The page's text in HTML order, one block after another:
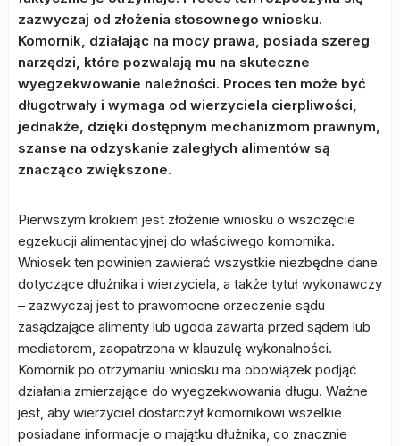
zazwyczaj od złożenia stosownego wniosku.
Komornik, działając na mocy prawa, posiada szereg
narzędzi, które pozwalają mu na skuteczne
wyegzekwowanie należności. Proces ten może być
długotrwały i wymaga od wierzyciela cierpliwości,
jednakże, dzięki dostępnym mechanizmom prawnym,
szanse na odzyskanie zaległych alimentów są
znacząco zwiększone.
Pierwszym krokiem jest złożenie wniosku o wszczęcie
egzekucji alimentacyjnej do właściwego komornika.
Wniosek ten powinien zawierać wszystkie niezbędne dane
dotyczące dłużnika i wierzyciela, a także tytuł wykonawczy
– zazwyczaj jest to prawomocne orzeczenie sądu
zasądzające alimenty lub ugoda zawarta przed sądem lub
mediatorem, zaopatrzona w klauzulę wykonalności.
Komornik po otrzymaniu wniosku ma obowiązek podjąć
działania zmierzające do wyegzekwowania długu. Ważne
jest, aby wierzyciel dostarczył komornikowi wszelkie
posiadane informacje o majątku dłużnika, co znacznie